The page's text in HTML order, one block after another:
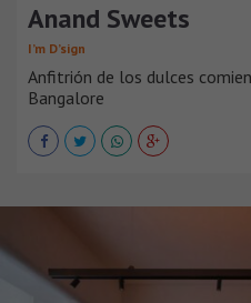
Anand Sweets
I’m D’sign
Anfitrión de los dulces
Bangalore